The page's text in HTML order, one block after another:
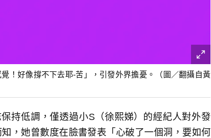
！好像撐不下去耶-苦」，引發外界擔憂。（圖／翻攝自黃
持低調，僅透過小S（徐熙娣）的經紀人對外發
，她曾數度在臉書發表「心破了一個洞，要如何